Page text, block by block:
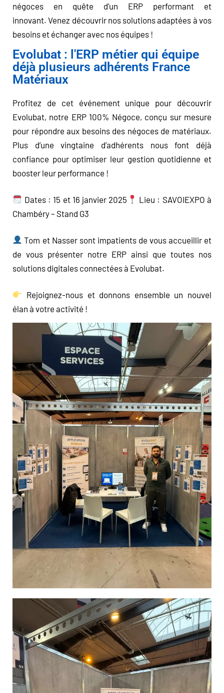
négoces en quête d’un ERP performant et
innovant. Venez découvrir nos solutions adaptées à vos
besoins et échanger avec nos équipes !
Evolubat : l'ERP métier qui équipe
déjà plusieurs adhérents France
Matériaux
Profitez de cet événement unique pour découvrir
Evolubat, notre ERP 100% Négoce, conçu sur mesure
pour répondre aux besoins des négoces de matériaux.
Plus d’une vingtaine d’adhérents nous font déjà
confiance pour optimiser leur gestion quotidienne et
booster leur performance !
Dates : 15 et 16 janvier 2025
Lieu : SAVOIEXPO à
Chambéry – Stand G3
Tom et Nasser sont impatients de vous accueillir et
de vous présenter notre ERP ainsi que toutes nos
solutions digitales connectées à Evolubat.
Rejoignez-nous et donnons ensemble un nouvel
élan à votre activité !